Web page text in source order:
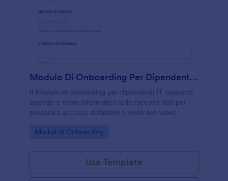
Modulo Di Onboarding Per Dipendenti IT
Il Modulo di onboarding per dipendenti IT supporta
aziende e team informatici nella raccolta dati per
preparare accessi, dotazioni e avvio dei nuovi
Jotform.
Go to Category:
Moduli di Onboarding
Usa Template